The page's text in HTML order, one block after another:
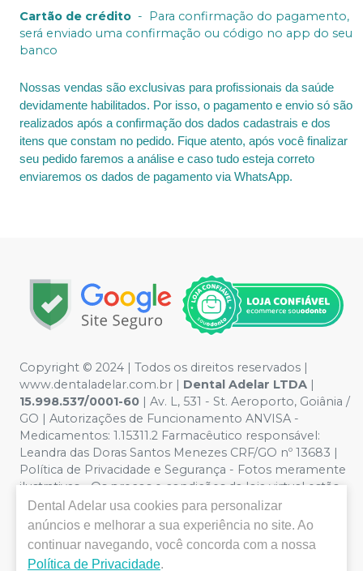
Cartão de crédito -
Para confirmação do pagamento,
será enviado uma confirmação ou código no app do seu
banco
Nossas vendas são exclusivas para profissionais da saúde
devidamente habilitados. Por isso, o pagamento e envio só são
realizados após a confirmação dos dados cadastrais e dos
itens que constam no pedido. Fique atento, após você finalizar
seu pedido faremos a análise e caso tudo esteja correto
enviaremos os dados de pagamento via WhatsApp.
Copyright © 2024 | Todos os direitos reservados |
www.dentaladelar.com.br | Dental Adelar LTDA |
15.998.537/0001-60 | Av. L, 531 - St. Aeroporto, Goiânia /
GO | Autorizações de Funcionamento ANVISA -
Medicamentos: 1.15311.2 Farmacêutico responsável:
Leandra das Doras Santos Menezes CRF/GO nº 13683 |
Política de Privacidade e Segurança - Fotos meramente
ilustrativas - Os preços e condições da loja virtual estão
sujeitos a alterações. Em caso de divergência de preços
no site, o valor válido é o do Carrinho de Compra. Não
vendemos por atacado, por isso nos reservamos o
direito de não atender compras de grandes volumes
Dental Adelar usa cookies para personalizar
anúncios e melhorar a sua experiência no site. Ao
continuar navegando, você concorda com a nossa
Política de Privacidade.